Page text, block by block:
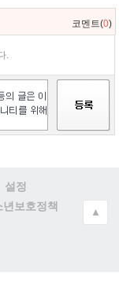
코멘트(0)
.
설정
년보호정책
▲